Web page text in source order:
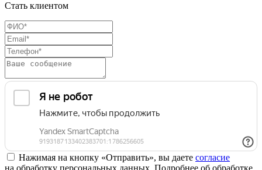
Стать клиентом
Нажимая на кнопку «Отправить», вы даете согласие